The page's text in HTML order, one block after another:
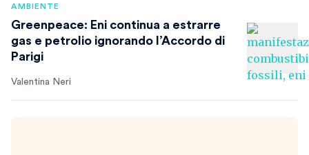
AMBIENTE
Greenpeace: Eni continua a estrarre
gas e petrolio ignorando l’Accordo di
Parigi
Valentina Neri